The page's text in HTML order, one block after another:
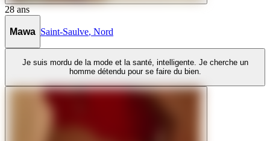
28 ans
Mawa Saint-Saulve, Nord
Je suis mordu de la mode et la santé, intelligente. Je cherche un
homme détendu pour se faire du bien.